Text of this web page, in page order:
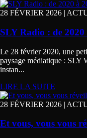
28 FÉVRIER 2026 |
SLY Radio : de 2020
Le 28 février 2020, une
paysage médiatique : SLY
instan...
LIRE LA SUITE
28 FÉVRIER 2026 |
Et vous, vous vous